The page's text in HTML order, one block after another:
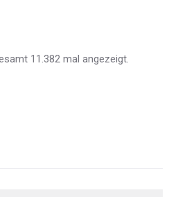
11.382 mal angezeigt.